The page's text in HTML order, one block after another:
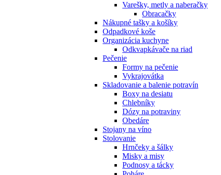
Varešky, metly a naberačky
Obracačky
Nákupné tašky a košíky
Odpadkové koše
Organizácia kuchyne
Odkvapkávače na riad
Pečenie
Formy na pečenie
Vykrajovátka
Skladovanie a balenie potravín
Boxy na desiatu
Chlebníky
Dózy na potraviny
Obedáre
Stojany na víno
Stolovanie
Hrnčeky a šálky
Misky a misy
Podnosy a tácky